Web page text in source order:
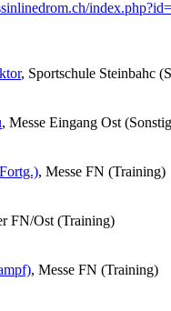
, Sportschule Steinbahc
, Messe Eingang Ost
, Messe FN (Training)
FN/Ost (Training)
, Messe FN (Training)